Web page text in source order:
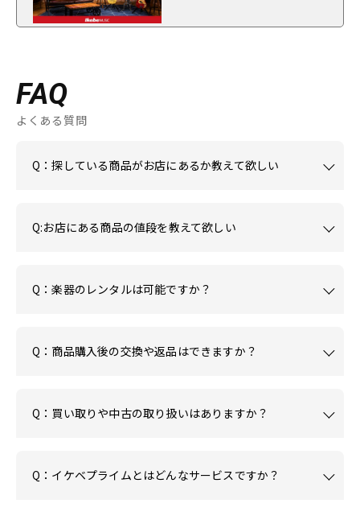
FAQ
よくある質問
Q：探している商品がお店にあるか教えて欲しい
Q:お店にある商品の値段を教えて欲しい
Q：楽器のレンタルは可能ですか？
Q：商品購入後の交換や返品はできますか？
Q：買い取りや中古の取り扱いはありますか？
Q：イケベプライムとはどんなサービスですか？